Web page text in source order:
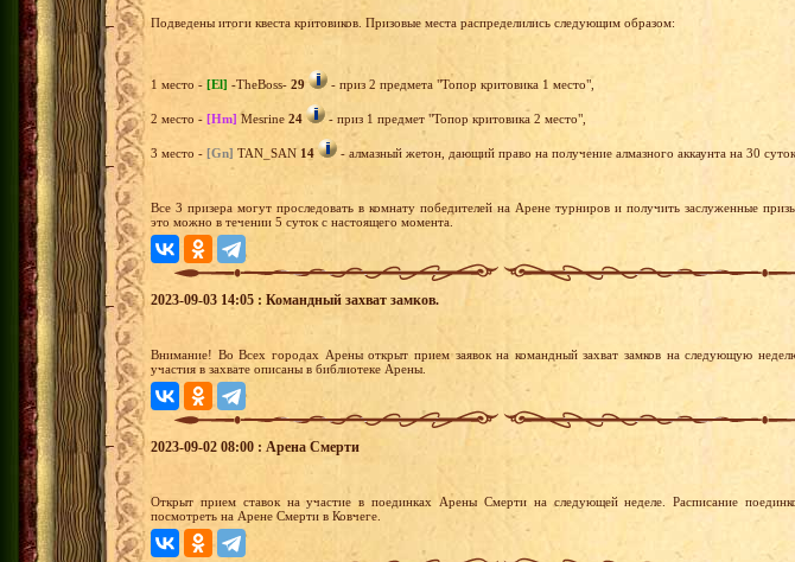
Подведены итоги квеста критовиков. Призовые места распределились следующим образом:
1 место - [El] -TheBoss- 29 - приз 2 предмета "Топор критовика 1 место",
2 место - [Hm] Mesrine 24 - приз 1 предмет "Топор критовика 2 место",
3 место - [Gn] TAN_SAN 14 - алмазный жетон, дающий право на получение алмазного аккаунта на 30 суток,
Все 3 призера могут проследовать в комнату победителей на Арене турниров и получить заслуженные
это можно в течении 5 суток с настоящего момента.
2023-09-03 14:05 : Командный захват замков.
Внимание! Во Всех городах Арены открыт прием заявок на командный захват замков на следующую
участия в захвате описаны в библиотеке Арены.
2023-09-02 08:00 : Арена Смерти
Открыт прием ставок на участие в поединках Арены Смерти на следующей неделе. Расписание
посмотреть на Арене Смерти в Ковчеге.